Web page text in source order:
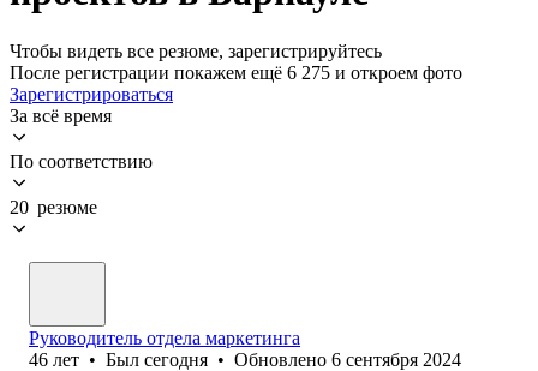
Чтобы видеть все резюме, зарегистрируйтесь
После регистрации покажем ещё 6 275 и откроем фото
Зарегистрироваться
За всё время
По соответствию
20 резюме
Руководитель отдела маркетинга
46 лет • Был сегодня • Обновлено 6 сентября 2024